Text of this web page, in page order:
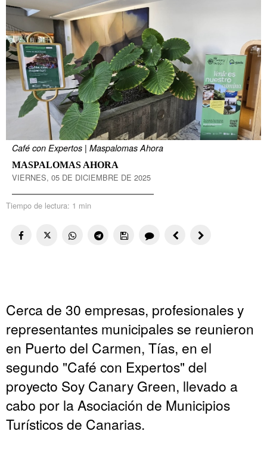
Café con Expertos | Maspalomas Ahora
MASPALOMAS AHORA
VIERNES, 05 DE DICIEMBRE DE 2025
Tiempo de lectura: 1 min
Cerca de 30 empresas, profesionales y
representantes municipales se reunieron
en Puerto del Carmen, Tías, en el
segundo "Café con Expertos" del
proyecto Soy Canary Green, llevado a
cabo por la Asociación de Municipios
Turísticos de Canarias.